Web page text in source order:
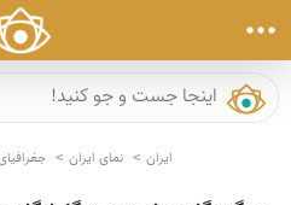
ایران نمای ایران